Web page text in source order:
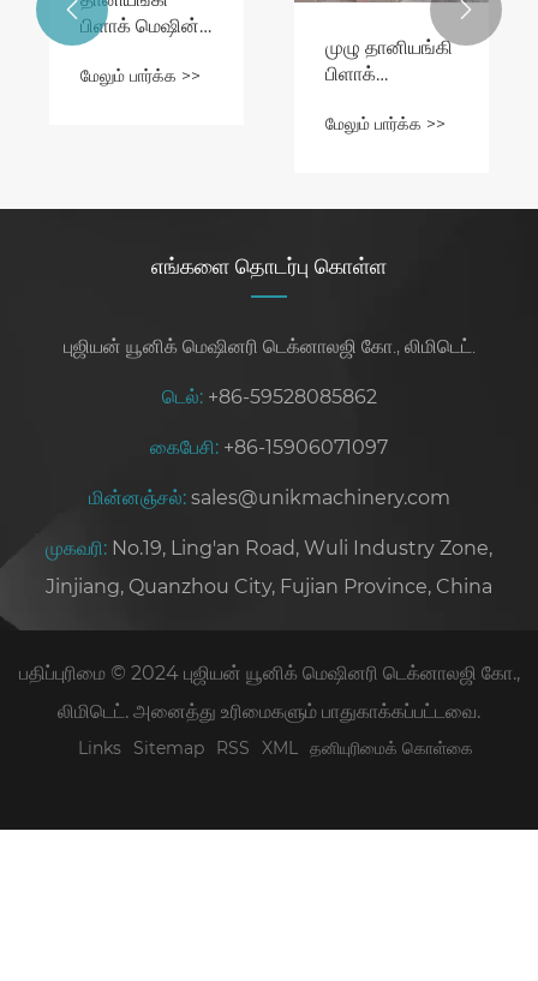
மெஷின்களின்
நன்மைகள்
 
எங்களை தொடர்பு கொள்ள
புஜியன் யூனிக் மெஷினரி டெக்னாலஜி கோ., லிமிடெட்.
டெல்: +86-59528085862
கைபேசி: +86-15906071097
மின்னஞ்சல்: sales@unikmachinery.com
முகவரி: No.19, Ling'an Road, Wuli Industry Zone,
Jinjiang, Quanzhou City, Fujian Province, China
பதிப்புரிமை © 2024 புஜியன் யூனிக் மெஷினரி டெக்னாலஜி கோ.,
லிமிடெட். அனைத்து உரிமைகளும் பாதுகாக்கப்பட்டவை.
Links Sitemap RSS XML தனியுரிமைக் கொள்கை